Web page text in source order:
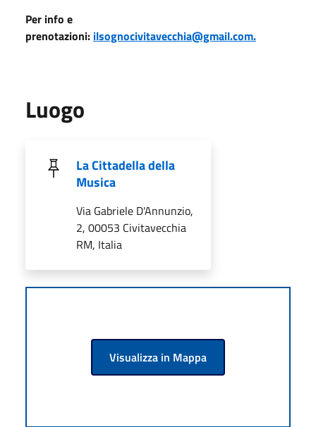
Per info e
prenotazioni: ilsognocivitavecchia@gmail.com.
Luogo
La Cittadella della
Musica
Via Gabriele D'Annunzio,
2, 00053 Civitavecchia
RM, Italia
Visualizza in Mappa